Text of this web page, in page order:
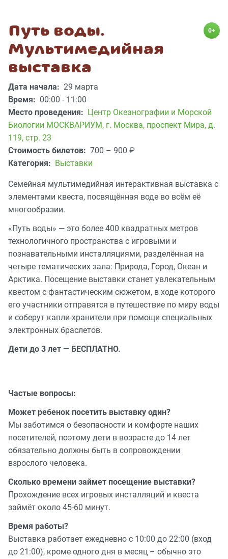
Путь воды.
Мультимедийная
выставка
0+
Дата начала: 29 марта
Время: 00:00 - 11:00
Место проведения: Центр Океанографии и Морской
Биологии МОСКВАРИУМ, г. Москва, проспект Мира, д.
119, стр. 23
Стоимость билетов: 700 – 900 ₽
Категория: Выставки
Семейная мультимедийная интерактивная выставка с
элементами квеста, посвящённая воде во всём её
многообразии.
«Путь воды» — это более 400 квадратных метров
технологичного пространства с игровыми и
познавательными инсталляциями, разделённая на
четыре тематических зала: Природа, Город, Океан и
Арктика. Посещение выставки станет увлекательным
квестом с фантастическим сюжетом, в ходе которого
его участники отправятся в путешествие по миру воды
и соберут капли-хранители при помощи специальных
электронных браслетов.
Дети до 3 лет — БЕСПЛАТНО.
Частые вопросы:
Может ребенок посетить выставку один?
Мы заботимся о безопасности и комфорте наших
посетителей, поэтому дети в возрасте до 14 лет
обязательно должны быть в сопровождении
взрослого человека.
Сколько времени займет посещение выставки?
Прохождение всех игровых инсталляций и квеста
займёт около 45-60 минут.
Время работы?
Выставка работает ежедневно с 10:00 до 22:00 (вход
до 21:00), кроме одного дня в месяц – обычно это